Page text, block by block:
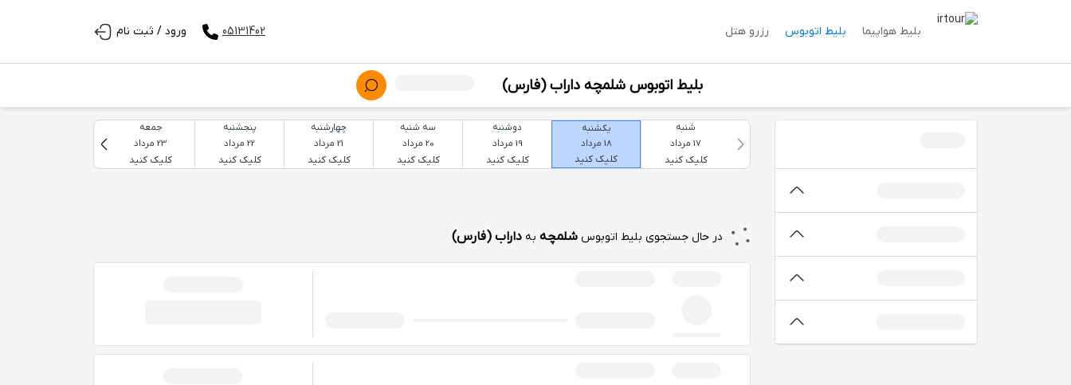
بلیط هواپیما بلیط اتوبوس رزرو هتل 05131402 ورود / ثبت نام
بلیط اتوبوس شلمچه داراب (فارس)
شنبه
17 مرداد
کلیک کنید
یکشنبه
18 مرداد
کلیک کنید
دوشنبه
19 مرداد
کلیک کنید
سه شنبه
20 مرداد
کلیک کنید
چهارشنبه
21 مرداد
کلیک کنید
پنجشنبه
22 مرداد
کلیک کنید
جمعه
23 مرداد
کلیک کنید
در حال جستجوی بلیط اتوبوس شلمچه به داراب (فارس)